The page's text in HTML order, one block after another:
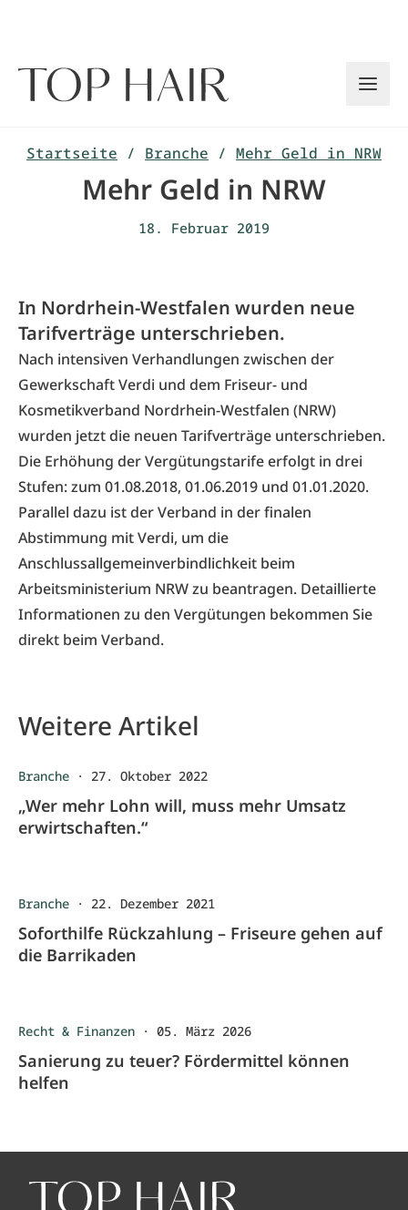
Startseite / Branche / Mehr Geld in NRW
Mehr Geld in NRW
18. Februar 2019
In Nordrhein-Westfalen wurden neue
Tarifverträge unterschrieben.
Nach intensiven Verhandlungen zwischen der
Gewerkschaft Verdi und dem Friseur- und
Kosmetikverband Nordrhein-Westfalen (NRW)
wurden jetzt die neuen Tarifverträge unterschrieben.
Die Erhöhung der Vergütungstarife erfolgt in drei
Stufen: zum 01.08.2018, 01.06.2019 und 01.01.2020.
Parallel dazu ist der Verband in der finalen
Abstimmung mit Verdi, um die
Anschlussallgemeinverbindlichkeit beim
Arbeitsministerium NRW zu beantragen. Detaillierte
Informationen zu den Vergütungen bekommen Sie
direkt beim Verband.
Weitere Artikel
Branche · 27. Oktober 2022
„Wer mehr Lohn will, muss mehr Umsatz
erwirtschaften.“
Branche · 22. Dezember 2021
Soforthilfe Rückzahlung – Friseure gehen auf
die Barrikaden
Recht & Finanzen · 05. März 2026
Sanierung zu teuer? Fördermittel können
helfen